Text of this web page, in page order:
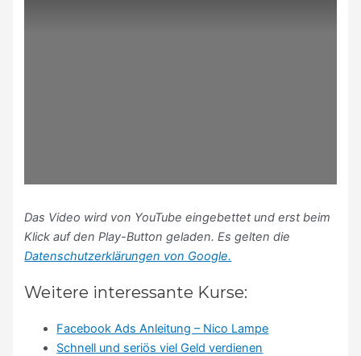
Das Video wird von YouTube eingebettet und erst beim
Klick auf den Play-Button geladen. Es gelten die
Datenschutzerklärungen von Google.
Weitere interessante Kurse:
Facebook Ads Anleitung – Nico Lampe
Schnell und seriös viel Geld verdienen